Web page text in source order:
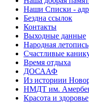
Наши Списки -
Бездна ссылок
Контакты
Выходные данные
Народная летопись
Счастливые
Время отдыха
ДОСААФ
Из историии
НМДТ им.
Красота и здоровье